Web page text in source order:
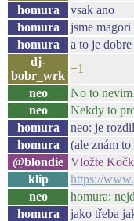
homura
vsak ano
homura
jsme magori
homura
a to je dobre
dj-
bobr_wrk
+1
neo
No to
neo
Nekdy to
homura
neo: je
homura
(ale znám
@blondie Vložte
klip
https://
neo
homura:
homura
jako třeba